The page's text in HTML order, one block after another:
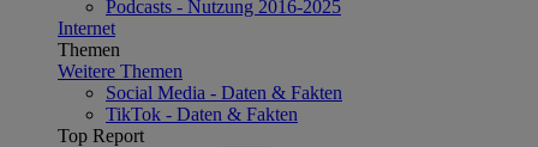
Podcasts - Nutzung 2016-2025
Internet
Themen
Weitere Themen
Social Media - Daten & Fakten
TikTok - Daten & Fakten
Top Report